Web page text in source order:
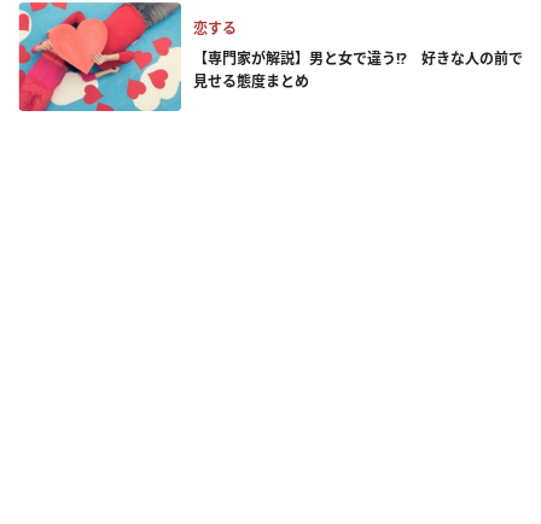
恋する
【専門家が解説】男と女で違う!? 好きな人の前で
見せる態度まとめ